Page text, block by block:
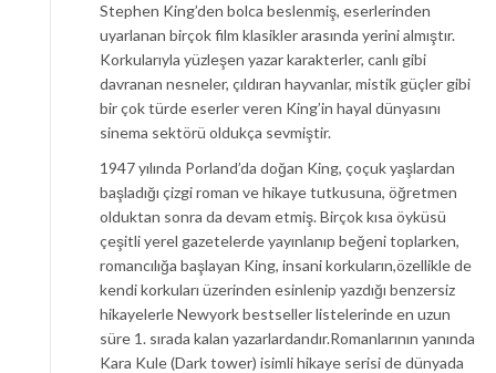
Stephen King’den bolca beslenmiş, eserlerinden
uyarlanan birçok film klasikler arasında yerini almıştır.
Korkularıyla yüzleşen yazar karakterler, canlı gibi
davranan nesneler, çıldıran hayvanlar, mistik güçler gibi
bir çok türde eserler veren King’in hayal dünyasını
sinema sektörü oldukça sevmiştir.
1947 yılında Porland’da doğan King, çoçuk yaşlardan
başladığı çizgi roman ve hikaye tutkusuna, öğretmen
olduktan sonra da devam etmiş. Birçok kısa öyküsü
çeşitli yerel gazetelerde yayınlanıp beğeni toplarken,
romancılığa başlayan King, insani korkuların,özellikle de
kendi korkuları üzerinden esinlenip yazdığı benzersiz
hikayelerle Newyork bestseller listelerinde en uzun
süre 1. sırada kalan yazarlardandır.Romanlarının yanında
Kara Kule (Dark tower) isimli hikaye serisi de dünyada